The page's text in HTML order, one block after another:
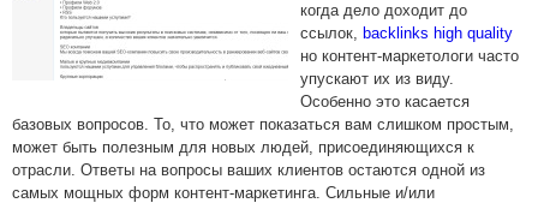
когда дело доходит до
ссылок, backlinks high quality
но контент-маркетологи часто
упускают их из виду.
Особенно это касается
базовых вопросов. То, что может показаться вам слишком простым,
может быть полезным для новых людей, присоединяющихся к
отрасли. Ответы на вопросы ваших клиентов остаются одной из
самых мощных форм контент-маркетинга. Сильные и/или